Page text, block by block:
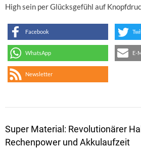
High sein per Glücksgefühl auf
Facebook
WhatsApp E-
Newsletter
Super Material: Revolutionärer
Rechenpower und Akkulaufzeit